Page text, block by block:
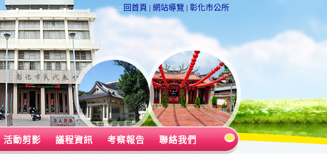
::: 回首頁 | 網站導覽 | 彰化市公所
活動剪影 議程資訊 考察報告 聯絡我們